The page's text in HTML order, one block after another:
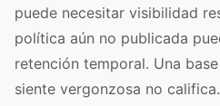
puede necesitar visibilidad
política aún no publicada
retención temporal. Una
siente vergonzosa no califica.